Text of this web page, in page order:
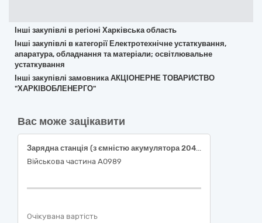
Інші закупівлі в регіоні Харківська область
Інші закупівлі в категорії Електротехнічне устаткування,
апаратура, обладнання та матеріали; освітлювальне
устаткування
Інші закупівлі замовника АКЦІОНЕРНЕ ТОВАРИСТВО
"ХАРКІВОБЛЕНЕРГО"
Вас може зацікавити
Зарядна станція (з ємністю акумулятора 2048 Вт·год, номінальною потужністю 2400 Вт)
Військова частина А0989
Очікувана вартість